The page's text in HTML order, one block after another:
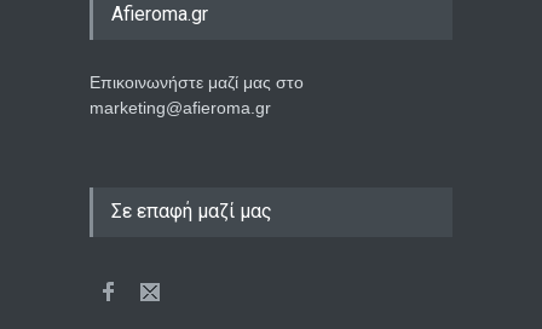
Afieroma.gr
Επικοινωνήστε μαζί μας στο
marketing@afieroma.gr
Σε επαφή μαζί μας